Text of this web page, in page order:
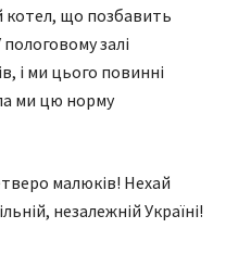
котел, що позбавить
залі
і ми цього повинні
ми цю норму
малюків! Нехай
незалежній Україні!